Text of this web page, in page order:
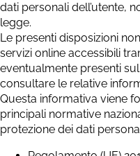
dati personali dell’utente,
legge.
Le presenti disposizioni
servizi online accessibili
eventualmente presenti
consultare le relative
Questa informativa viene
principali normative
protezione dei dati